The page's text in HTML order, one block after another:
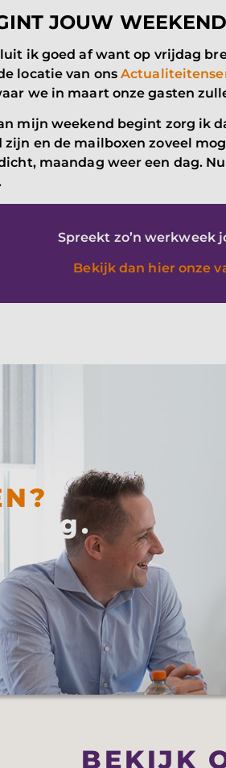
JOUW
ik goed af want op vrijdag
locatie van ons
we in maart onze gasten
mijn weekend begint zorg ik
zijn en de mailboxen zoveel
maandag weer een dag.
Spreekt zo’n werkweek
Bekijk dan hier onze
BEKIJK